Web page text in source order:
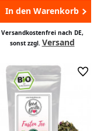
In den Warenkorb
Versandkostenfrei nach DE,
sonst zzgl. Versand